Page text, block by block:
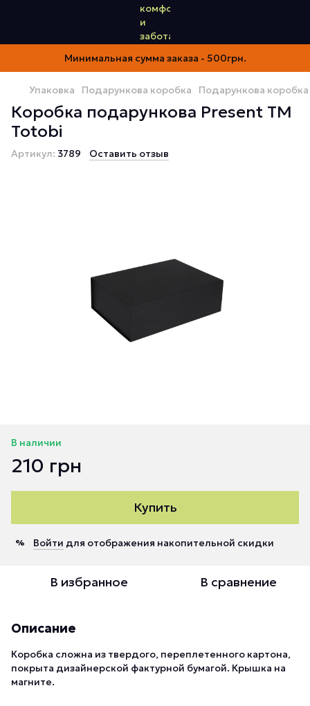
Минимальная сумма заказа - 500грн.
Упаковка Подарункова коробка Подарункова
Коробка подарункова Present ТМ
Totobi
Артикул: 3789 Оставить отзыв
В наличии
210 грн
Купить
% Войти для отображения накопительной скидки
В избранное В сравнение
Описание
Коробка сложна из твердого, переплетенного картона,
покрыта дизайнерской фактурной бумагой. Крышка на
магните.